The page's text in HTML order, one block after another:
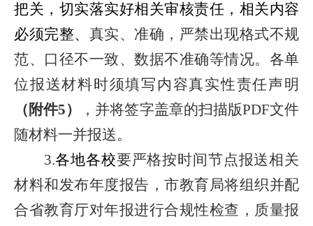
把关，切实落实好相关审核责任，相关内容
必须完整、 真实、准确，严禁出现格式不规
范、口径不一致、数据不准确等情况。各单
位报送材料时须填写内容真实性责任声明
（附件5） ，并将签字盖章的扫描版PDF文件
随材料一并报送。
3.各地各校要严格按时间节点报送相关
材料和发布年度报告，市教育局将组织并配
合省教育厅对年报进行合规性检查，质量报